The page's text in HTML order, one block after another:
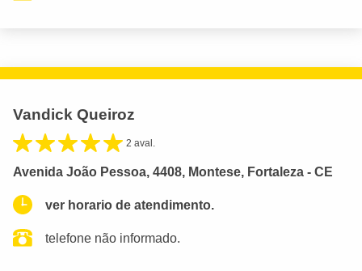
Vandick Queiroz
2 aval.
Avenida João Pessoa, 4408, Montese, Fortaleza - CE
ver horario de atendimento.
telefone não informado.